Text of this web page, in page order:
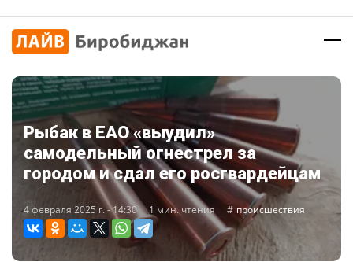
Рыбак в ЕАО «выудил»
самодельный огнестрел за
городом и сдал его росгвардейцам
4 февраля 2025 г. - 14:30 1 мин. чтения происшествия